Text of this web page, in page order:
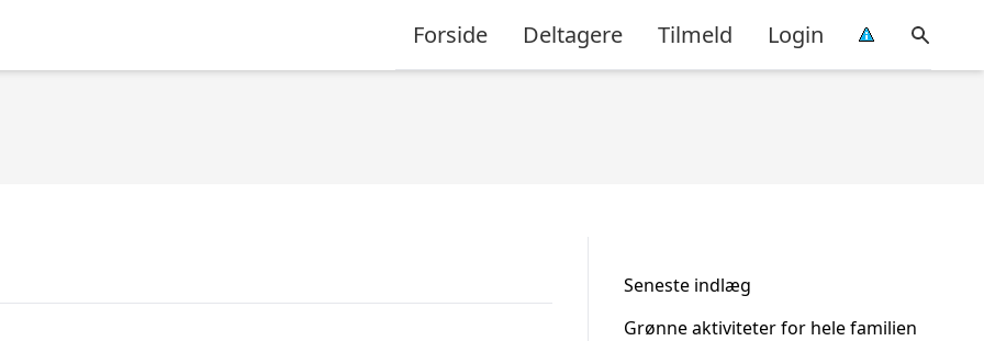
Forside Deltagere Tilmeld Login
Seneste indlæg
Grønne aktiviteter for hele familien